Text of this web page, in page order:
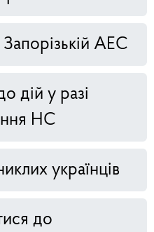
Запорізькій АЕС
дій у разі
НС
українців
до